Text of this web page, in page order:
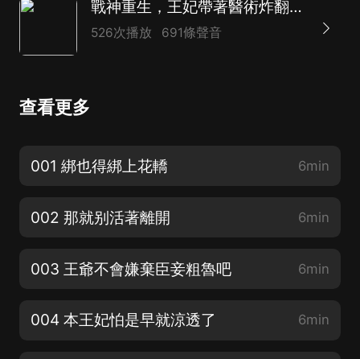
戰神重生，王妃帶著醫術炸翻王府|異國重生|女強|復仇|先甜后虐|HE|多人
526次播放 691條聲音
查看更多
001 綁也得綁上花轎 6min
002 那就别活著離開 6min
003 王爺不會嫌棄臣妾粗魯吧 6min
004 本王妃怕是早就涼透了 6min